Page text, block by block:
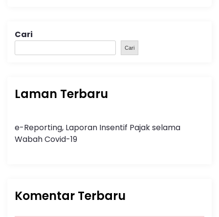
Cari
Cari
Laman Terbaru
e-Reporting, Laporan Insentif Pajak selama
Wabah Covid-19
Komentar Terbaru